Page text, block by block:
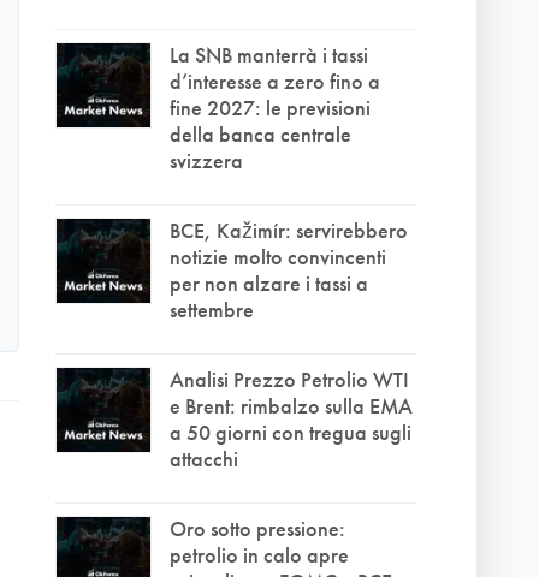
La SNB manterrà i tassi
d’interesse a zero fino a
fine 2027: le previsioni
della banca centrale
svizzera
BCE, Kažimír: servirebbero
notizie molto convincenti
per non alzare i tassi a
settembre
Analisi Prezzo Petrolio WTI
e Brent: rimbalzo sulla EMA
a 50 giorni con tregua sugli
attacchi
Oro sotto pressione:
petrolio in calo apre